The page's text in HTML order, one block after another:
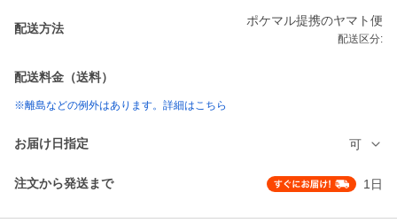
配送方法
ポケマル提携のヤマト便
配送区分:
配送料金（送料）
※離島などの例外はあります。詳細はこちら
お届け日指定 可
注文から発送まで 1日